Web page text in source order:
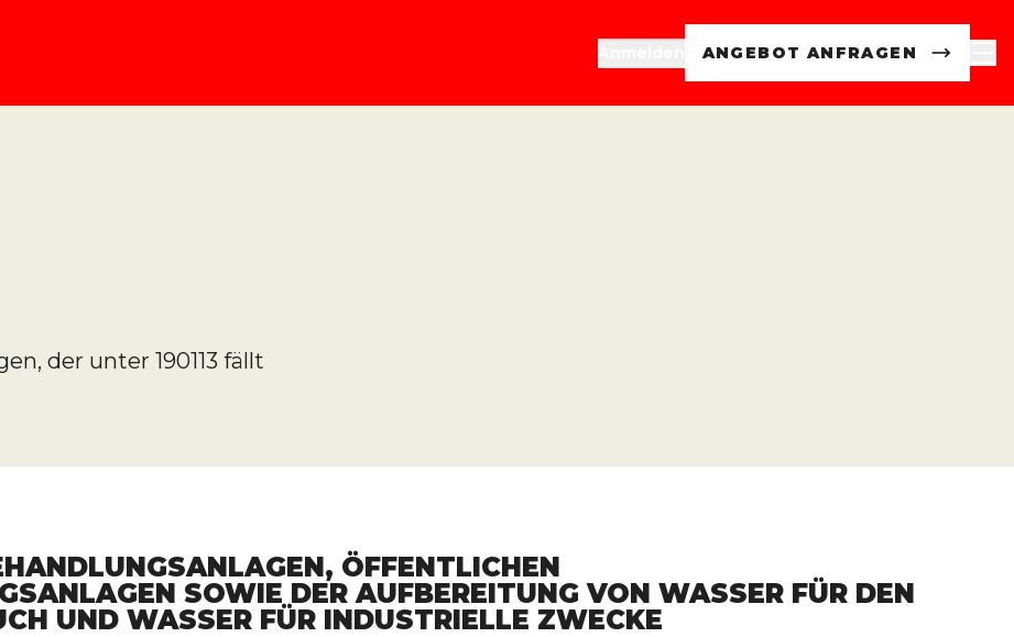
ANGEBOT ANFRAGEN
der unter 190113 fällt
ÖFFENTLICHEN
SOWIE DER AUFBEREITUNG VON WASSER FÜR DEN
UND WASSER FÜR INDUSTRIELLE ZWECKE